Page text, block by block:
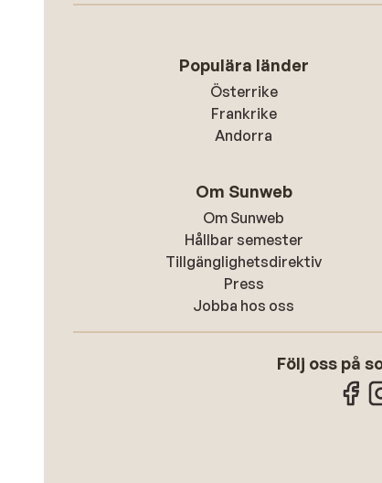
Populära länder
Österrike
Frankrike
Andorra
Om Sunweb
Om Sunweb
Hållbar semester
Tillgänglighetsdirektiv
Press
Jobba hos oss
Följ oss på